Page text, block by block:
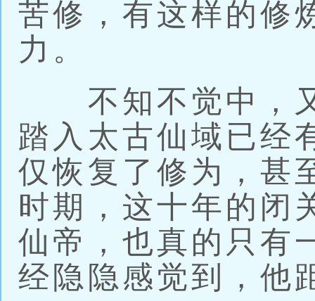
苦修，有这样的修
力。
不知不觉中，又
踏入太古仙域已经
仅恢复了修为，甚
时期，这十年的闭
仙帝，也真的只有
经隐隐感觉到，他